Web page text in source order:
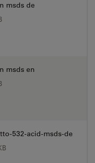
msds de
msds en
532-acid-msds-de